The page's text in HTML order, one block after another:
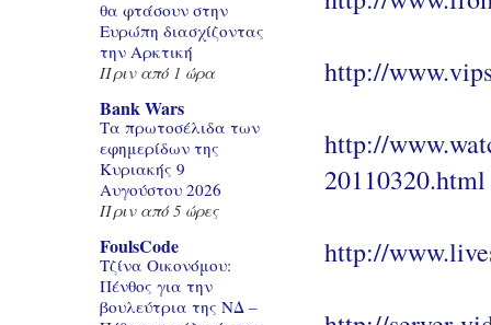
http://
http://
20110320.html
http://
θα φτάσουν στην
Ευρώπη διασχίζοντας
την Αρκτική
Πριν από 1 ώρα
Bank Wars
Τα πρωτοσέλιδα των
εφημερίδων της
Κυριακής 9
Αυγούστου 2026
Πριν από 5 ώρες
FoulsCode
Τζίνα Οικονόμου:
Πένθος για την
βουλεύτρια της ΝΔ –